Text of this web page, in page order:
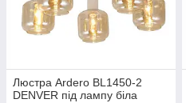
Люстра Ardero BL1450-2
DENVER під лампу біла